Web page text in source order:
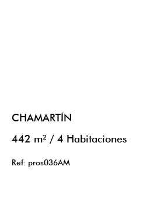
CHAMARTÍN
442 m² / 4 Habitaciones
Ref: pros036AM